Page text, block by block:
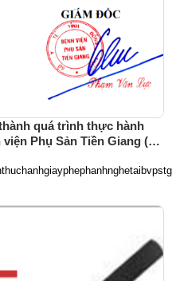
quá trình thực hành
Phụ Sản Tiền Giang (Từ